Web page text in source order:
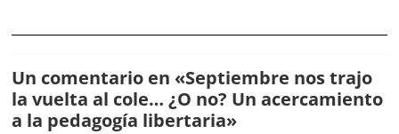
Un comentario en «Septiembre nos trajo
la vuelta al cole… ¿O no? Un acercamiento
a la pedagogía libertaria»